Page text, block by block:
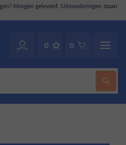
Morgen geleverd. Uitzonderingen staan
0 0